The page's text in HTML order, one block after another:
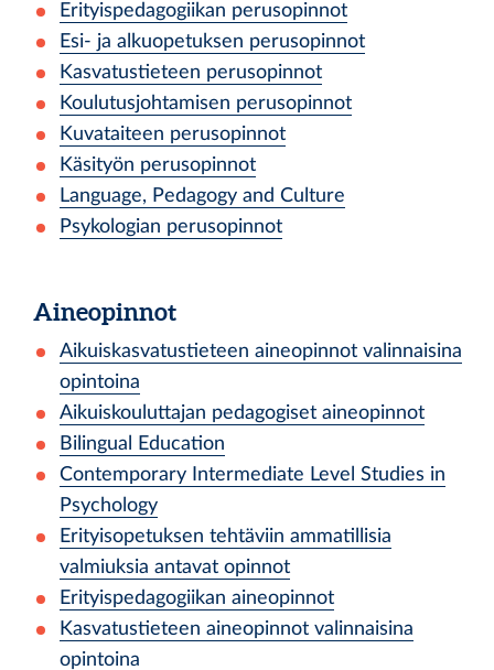
Erityispedagogiikan perusopinnot
Esi- ja alkuopetuksen perusopinnot
Kasvatustieteen perusopinnot
Koulutusjohtamisen perusopinnot
Kuvataiteen perusopinnot
Käsityön perusopinnot
Language, Pedagogy and Culture
Psykologian perusopinnot
Aineopinnot
Aikuiskasvatustieteen aineopinnot valinnaisina
opintoina
Aikuiskouluttajan pedagogiset aineopinnot
Bilingual Education
Contemporary Intermediate Level Studies in
Psychology
Erityisopetuksen tehtäviin ammatillisia
valmiuksia antavat opinnot
Erityispedagogiikan aineopinnot
Kasvatustieteen aineopinnot valinnaisina
opintoina